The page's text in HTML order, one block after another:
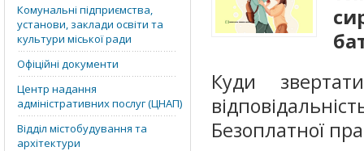
Комунальні підприємства,
установи, заклади освіти та
культури міської ради
Офіційні документи
Центр надання
адміністративних послуг (ЦНАП)
Відділ містобудування та
архітектури
Куди
Безоплатної